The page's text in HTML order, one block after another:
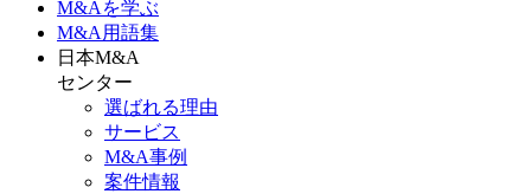
M&Aを学ぶ
M&A 用語集
日本M&A
センター
選ばれる理由
サービス
M&A事例
案件情報